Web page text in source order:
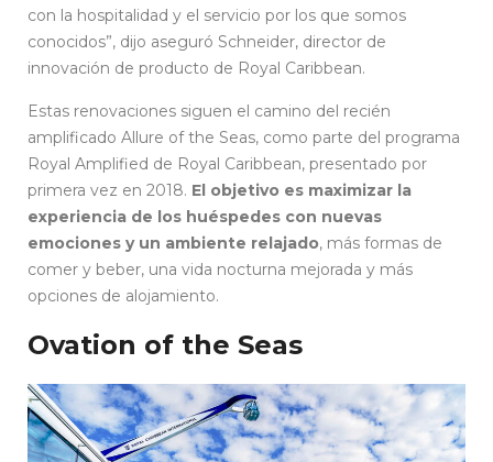
con la hospitalidad y el servicio por los que somos
conocidos”, dijo aseguró Schneider, director de
innovación de producto de Royal Caribbean.
Estas renovaciones siguen el camino del recién
amplificado Allure of the Seas, como parte del programa
Royal Amplified de Royal Caribbean, presentado por
primera vez en 2018. El objetivo es maximizar la
experiencia de los huéspedes con nuevas
emociones y un ambiente relajado, más formas de
comer y beber, una vida nocturna mejorada y más
opciones de alojamiento.
Ovation of the Seas